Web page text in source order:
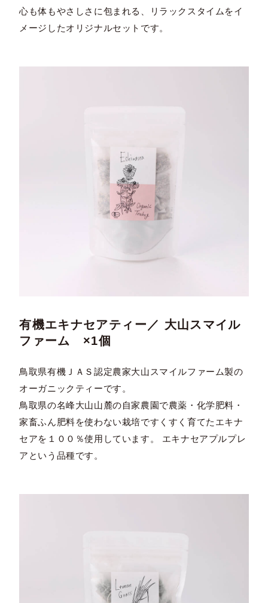
心も体もやさしさに包まれる、リラックスタイムをイ
メージしたオリジナルセットです。
有機エキナセアティー／ 大山スマイル
ファーム ×1個
鳥取県有機ＪＡＳ認定農家大山スマイルファーム製の
オーガニックティーです。
鳥取県の名峰大山山麓の自家農園で農薬・化学肥料・
家畜ふん肥料を使わない栽培ですくすく育てたエキナ
セアを１００％使用しています。 エキナセアプルプレ
アという品種です。